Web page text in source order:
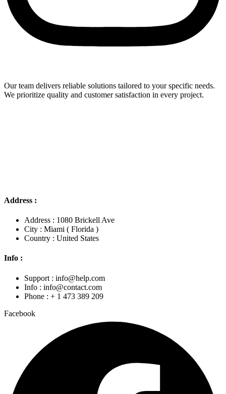
Our team delivers reliable solutions tailored to your specific needs.
We prioritize quality and customer satisfaction in every project.
Address :
Address : 1080 Brickell Ave
City : Miami ( Florida )
Country : United States
Info :
Support : info@help.com
Info : info@contact.com
Phone : + 1 473 389 209
Facebook